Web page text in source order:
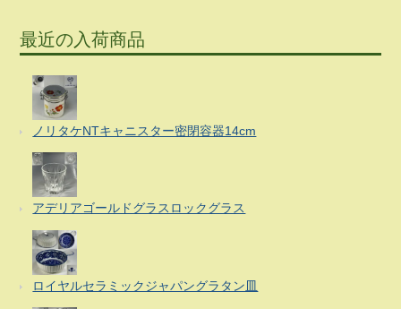
最近の入荷商品
ノリタケNTキャニスター密閉容器14cm
アデリアゴールドグラスロックグラス
ロイヤルセラミックジャパングラタン皿